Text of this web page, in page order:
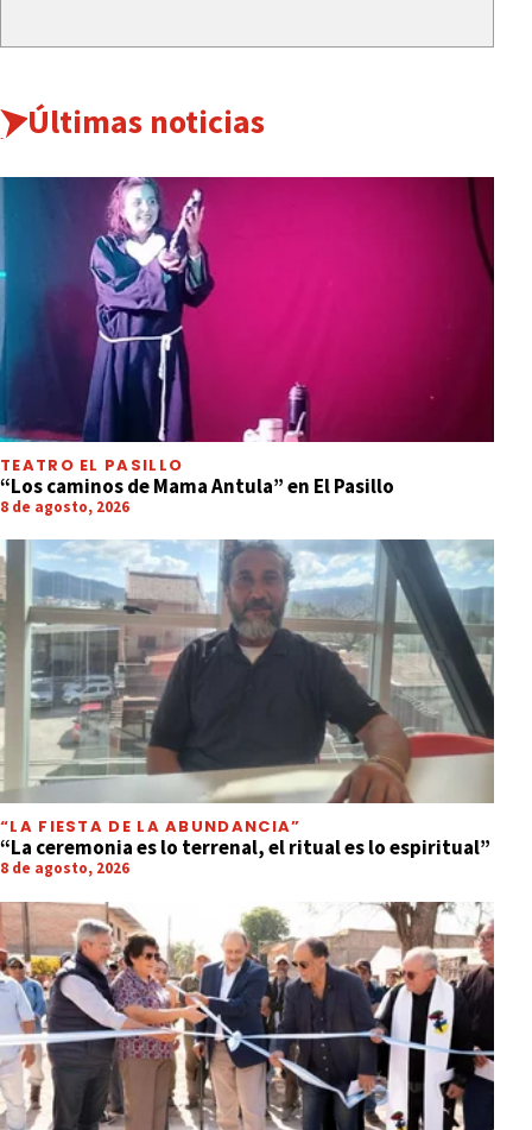
Últimas noticias
TEATRO EL PASILLO
“Los caminos de Mama Antula” en El Pasillo
8 de agosto, 2026
“LA FIESTA DE LA ABUNDANCIA”
“La ceremonia es lo terrenal, el ritual es lo espiritual”
8 de agosto, 2026